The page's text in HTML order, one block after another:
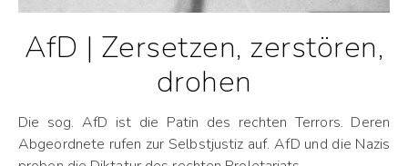
AfD | Zersetzen, zerstören,
drohen
Die sog. AfD ist die Patin des rechten Terrors. Deren
Abgeordnete rufen zur Selbstjustiz auf. AfD und die Nazis